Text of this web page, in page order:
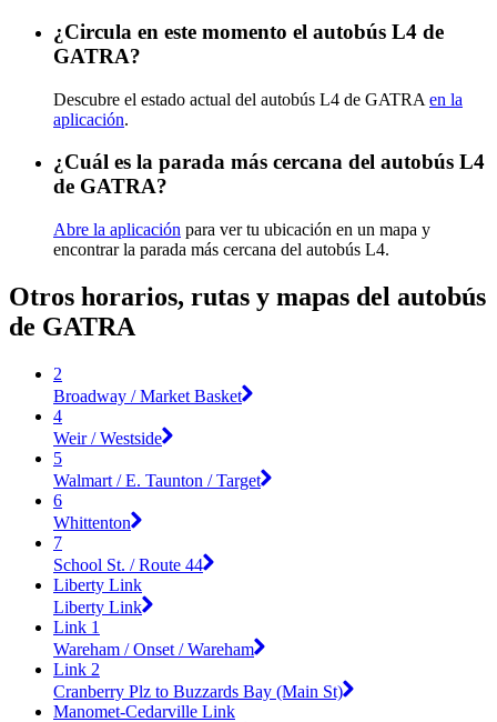
¿Circula en este momento el autobús L4 de
GATRA?
Descubre el estado actual del autobús L4 de GATRA en la
aplicación.
¿Cuál es la parada más cercana del autobús L4
de GATRA?
Abre la aplicación para ver tu ubicación en un mapa y
encontrar la parada más cercana del autobús L4.
Otros horarios, rutas y mapas del autobús
de GATRA
2
Broadway / Market Basket
4
Weir / Westside
5
Walmart / E. Taunton / Target
6
Whittenton
7
School St. / Route 44
Liberty Link
Liberty Link
Link 1
Wareham / Onset / Wareham
Link 2
Cranberry Plz to Buzzards Bay (Main St)
Manomet-Cedarville Link